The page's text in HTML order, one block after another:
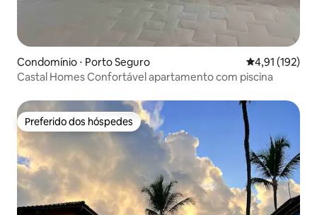
Condomínio ⋅ Porto Seguro 4,91 de uma
4,91 (192)
Castal Homes Confortável apartamento com piscina
Preferido dos hóspedes
Preferido dos hóspedes